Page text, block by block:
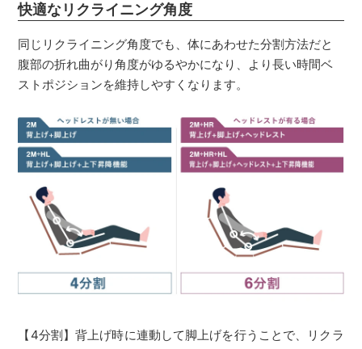
快適なリクライニング角度
同じリクライニング角度でも、体にあわせた分割方法だと
腹部の折れ曲がり角度がゆるやかになり、より長い時間ベ
ストポジションを維持しやすくなります。
【4分割】背上げ時に連動して脚上げを行うことで、リクラ